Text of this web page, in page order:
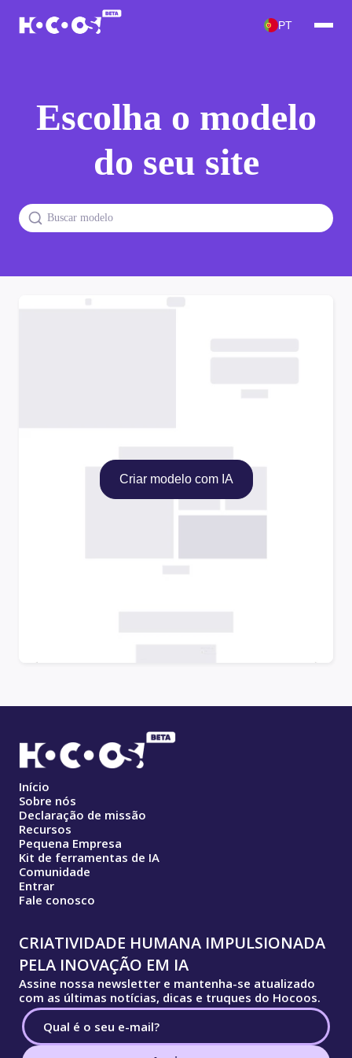
PT
Escolha o modelo
do seu site
Criar modelo com IA
Início
Sobre nós
Declaração de missão
Recursos
Pequena Empresa
Kit de ferramentas de IA
Comunidade
Entrar
Fale conosco
CRIATIVIDADE HUMANA IMPULSIONADA
PELA INOVAÇÃO EM IA
Assine nossa newsletter e mantenha-se atualizado
com as últimas notícias, dicas e truques do Hocoos.